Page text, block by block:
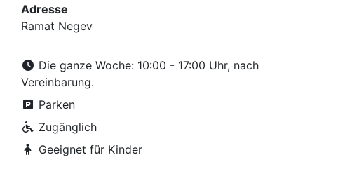
Adresse
Ramat Negev
Die ganze Woche: 10:00 - 17:00 Uhr, nach
Vereinbarung.
Parken
Zugänglich
Geeignet für Kinder